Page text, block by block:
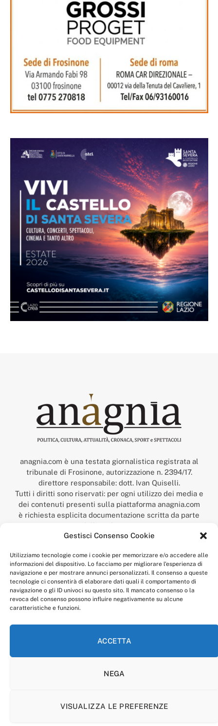
Gestisci Consenso Cookie
Utilizziamo tecnologie come i cookie per memorizzare e/o accedere alle
informazioni del dispositivo. Lo facciamo per migliorare l'esperienza di
navigazione e per mostrare annunci personalizzati. Il consenso a queste
tecnologie ci consentirà di elaborare dati quali il comportamento di
navigazione o gli ID univoci su questo sito. Il mancato consenso o la
revoca del consenso possono influire negativamente su alcune
caratteristiche e funzioni.
ACCETTA
NEGA
VISUALIZZA LE PREFERENZE
anagnia.com è una testata giornalistica registrata al
tribunale di Frosinone, autorizzazione n. 2394/17.
direttore responsabile: dott. Ivan Quiselli.
Tutti i diritti sono riservati: per ogni utilizzo dei media e
dei contenuti presenti sulla piattaforma anagnia.com
è richiesta esplicita documentazione scritta da parte
della redazione.
“Anagnia” è un marchio registrato presso l’Ufficio Italiano
Economico,
num. registrazione: 302017000014044 del 9 febbraio 2017.
Per contatti:redazione@anagnia.com
COOKIE POLICY